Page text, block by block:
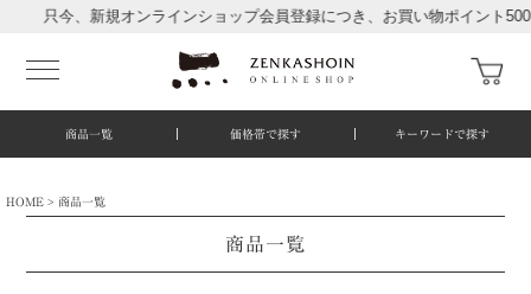
只今、新規オンラインショップ会員登録につき、お買い物ポイント500
商品一覧 価格帯で探す キーワードで探す
HOME 商品一覧
商品一覧